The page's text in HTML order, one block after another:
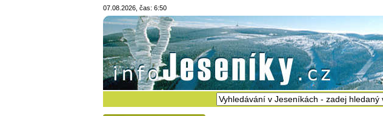
07.08.2026, čas: 6:50